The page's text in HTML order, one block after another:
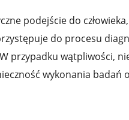
podejście do
do procesu
wątpliwości,
wykonania